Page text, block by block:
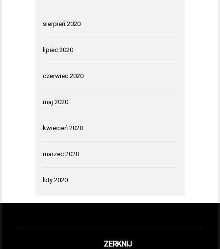
sierpień 2020
lipiec 2020
czerwiec 2020
maj 2020
kwiecień 2020
marzec 2020
luty 2020
ZERKNIJ